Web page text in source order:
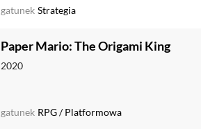
gatunek Strategia
Paper Mario: The Origami King
2020
gatunek RPG/Platformowa